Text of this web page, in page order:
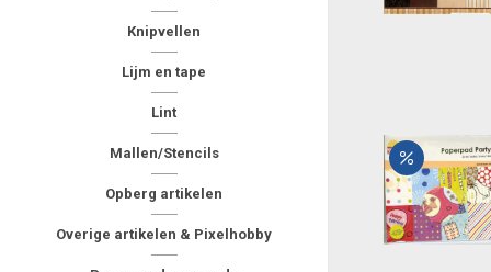
Knipvellen
Lijm en tape
Lint
Mallen/Stencils
Opberg artikelen
Overige artikelen & Pixelhobby